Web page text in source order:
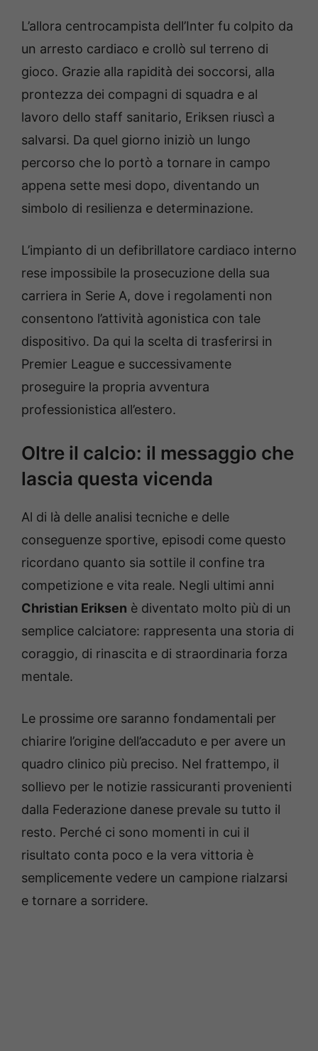
L’allora centrocampista dell’Inter fu colpito da
un arresto cardiaco e crollò sul terreno di
gioco. Grazie alla rapidità dei soccorsi, alla
prontezza dei compagni di squadra e al
lavoro dello staff sanitario, Eriksen riuscì a
salvarsi. Da quel giorno iniziò un lungo
percorso che lo portò a tornare in campo
appena sette mesi dopo, diventando un
simbolo di resilienza e determinazione.
L’impianto di un defibrillatore cardiaco interno
rese impossibile la prosecuzione della sua
carriera in Serie A, dove i regolamenti non
consentono l’attività agonistica con tale
dispositivo. Da qui la scelta di trasferirsi in
Premier League e successivamente
proseguire la propria avventura
professionistica all’estero.
Oltre il calcio: il messaggio che
lascia questa vicenda
Al di là delle analisi tecniche e delle
conseguenze sportive, episodi come questo
ricordano quanto sia sottile il confine tra
competizione e vita reale. Negli ultimi anni
Christian Eriksen è diventato molto più di un
semplice calciatore: rappresenta una storia di
coraggio, di rinascita e di straordinaria forza
mentale.
Le prossime ore saranno fondamentali per
chiarire l’origine dell’accaduto e per avere un
quadro clinico più preciso. Nel frattempo, il
sollievo per le notizie rassicuranti provenienti
dalla Federazione danese prevale su tutto il
resto. Perché ci sono momenti in cui il
risultato conta poco e la vera vittoria è
semplicemente vedere un campione rialzarsi
e tornare a sorridere.